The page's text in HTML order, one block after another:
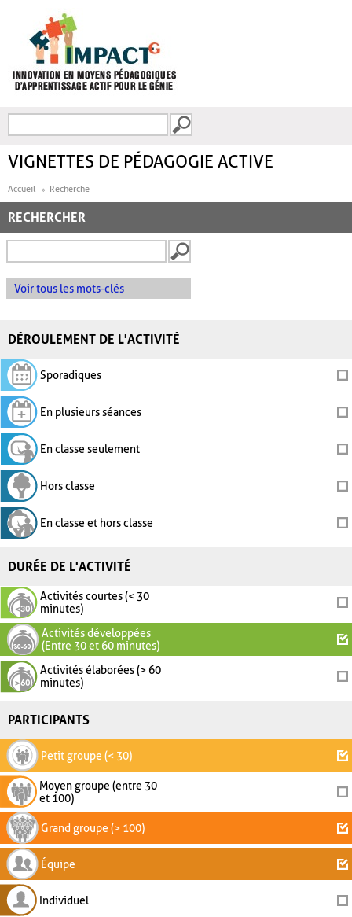
FORMULAIRE DE
VIGNETTES DE PÉDAGOGIE ACTIVE
Accueil Recherche
RECHERCHER
Voir tous les mots-clés
DÉROULEMENT DE L'ACTIVITÉ
Sporadiques
En plusieurs séances
En classe seulement
Hors classe
En classe et hors classe
DURÉE DE L'ACTIVITÉ
Activités courtes (< 30
minutes)
Activités développées
(Entre 30 et 60 minutes)
Activités élaborées (> 60
minutes)
PARTICIPANTS
Petit groupe (< 30)
Moyen groupe (entre 30
et 100)
Grand groupe (> 100)
Équipe
Individuel